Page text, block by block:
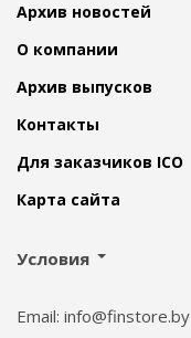
Архив новостей
О компании
Архив выпусков
Контакты
Для заказчиков ICO
Карта сайта
Условия
Email: info@finstore.by